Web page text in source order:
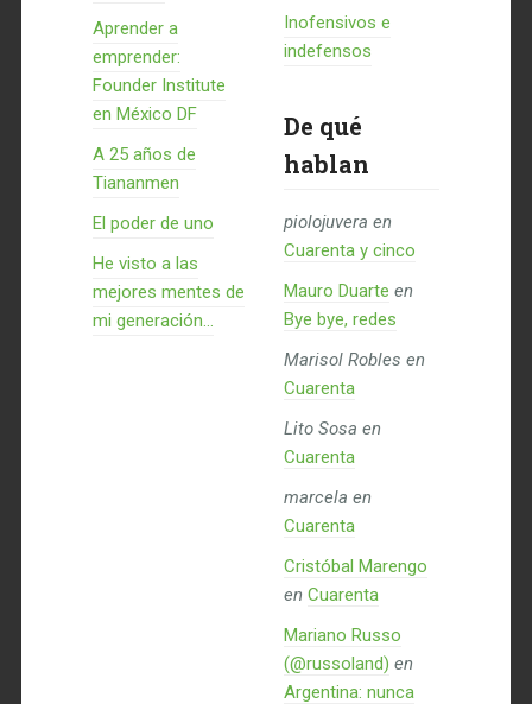
Aprender a
emprender:
Founder Institute
en México DF
A 25 años de
Tiananmen
El poder de uno
He visto a las
mejores mentes de
mi generación…
Inofensivos e
indefensos
De qué
hablan
piolojuvera en
Cuarenta y cinco
Mauro Duarte en
Bye bye, redes
Marisol Robles en
Cuarenta
Lito Sosa en
Cuarenta
marcela en
Cuarenta
Cristóbal Marengo
en Cuarenta
Mariano Russo
(@russoland) en
Argentina: nunca